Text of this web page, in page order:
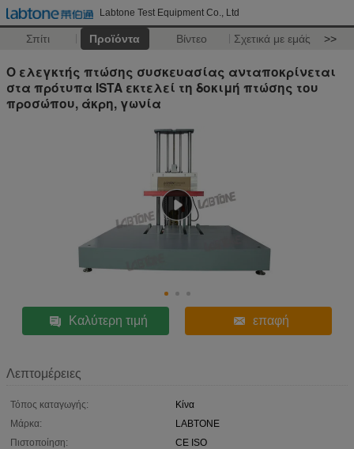
Labtone Test Equipment Co., Ltd
Σπίτι Προϊόντα Βίντεο Σχετικά με εμάς >>
Ο ελεγκτής πτώσης συσκευασίας ανταποκρίνεται
στα πρότυπα ISTA εκτελεί τη δοκιμή πτώσης του
προσώπου, άκρη, γωνία
Καλύτερη τιμή επαφή
Λεπτομέρειες
Τόπος καταγωγής:
Κίνα
Μάρκα:
LABTONE
Πιστοποίηση:
CE ISO